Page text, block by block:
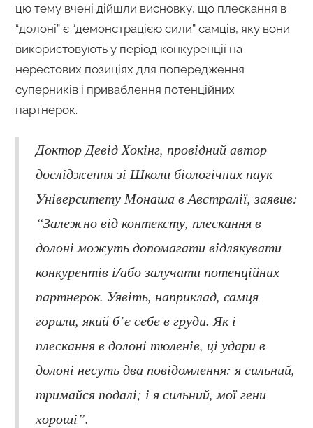
цю тему вчені дійшли висновку, що плескання в
“долоні” є “демонстрацією сили” самців, яку вони
використовують у період конкуренції на
нерестових позиціях для попередження
суперників і приваблення потенційних
партнерок.
Доктор Девід Хокінг, провідний автор
дослідження зі Школи біологічних наук
Університету Монаша в Австралії, заявив:
“Залежно від контексту, плескання в
долоні можуть допомагати відлякувати
конкурентів і/або залучати потенційних
партнерок. Уявіть, наприклад, самця
горили, який б’є себе в груди. Як і
плескання в долоні тюленів, ці удари в
долоні несуть два повідомлення: я сильний,
тримайся подалі; і я сильний, мої гени
хороші”.